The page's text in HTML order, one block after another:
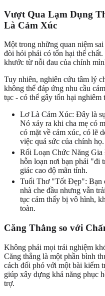
Vượt Qua Lạm Dụng
Là Cảm Xúc
Một trong những quan niệm
đòi hỏi phải có tổn hại thể
khước từ nỗi đau của chính
Tuy nhiên, nghiên cứu tâm lý
không thể đáp ứng nhu cầu
tục - có thể gây tổn hại nghiêm
Lơ Là Cảm Xúc: Đây là
Nó xảy ra khi cha mẹ có
có mặt về cảm xúc, có lẽ
việc quá sức của chính họ.
Rối Loạn Chức Năng
hỗn loạn nơi bạn phải "đi
giác cao độ mãn tính.
Tuổi Thơ "Tốt Đẹp": Bạn
nhà che đầu nhưng vẫn
tục cảm thấy bị vô hình,
toàn.
Căng Thẳng so với
Không phải mọi trải nghiệm
Căng thẳng là một phần bình
cách đối phó với một bài kiểm
giúp xây dựng khả năng phục
trợ.